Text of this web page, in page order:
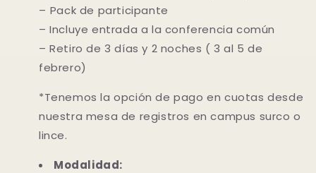
– ⁠Pack de participante
– Incluye entrada a la conferencia común
– Retiro de 3 días y 2 noches ( 3 al 5 de
febrero)
*Tenemos la opción de pago en cuotas desde
nuestra mesa de registros en campus surco o
lince.
Modalidad: